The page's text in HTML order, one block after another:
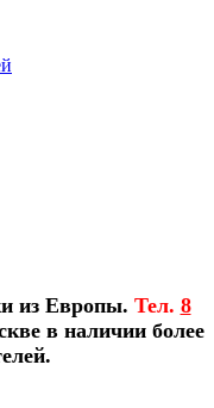
из Европы. Тел. 8
в наличии более